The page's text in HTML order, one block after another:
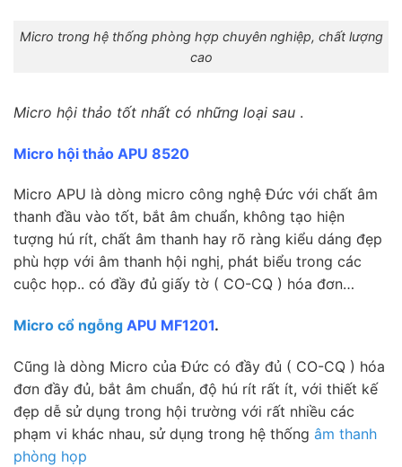
Micro trong hệ thống phòng hợp chuyên nghiệp, chất lượng
cao
Micro hội thảo tốt nhất có những loại sau .
Micro hội thảo APU 8520
Micro APU là dòng micro công nghệ Đức với chất âm
thanh đầu vào tốt, bắt âm chuẩn, không tạo hiện
tượng hú rít, chất âm thanh hay rõ ràng kiểu dáng đẹp
phù hợp với âm thanh hội nghị, phát biểu trong các
cuộc họp.. có đầy đủ giấy tờ ( CO-CQ ) hóa đơn…
Micro cổ ngỗng APU MF1201.
Cũng là dòng Micro của Đức có đầy đủ ( CO-CQ ) hóa
đơn đầy đủ, bắt âm chuẩn, độ hú rít rất ít, với thiết kế
đẹp dễ sử dụng trong hội trường với rất nhiều các
phạm vi khác nhau, sử dụng trong hệ thống âm thanh
phòng họp